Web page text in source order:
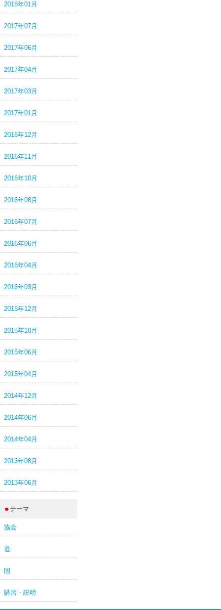
2018年01月
2017年07月
2017年06月
2017年04月
2017年03月
2017年01月
2016年12月
2016年11月
2016年10月
2016年08月
2016年07月
2016年06月
2016年04月
2016年03月
2015年12月
2015年10月
2015年06月
2015年04月
2014年12月
2014年06月
2014年04月
2013年08月
2013年06月
テーマ
協会
道
国
講習・説明